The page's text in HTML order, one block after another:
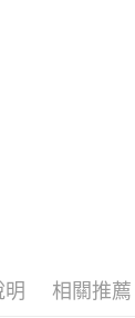
明 相關推薦